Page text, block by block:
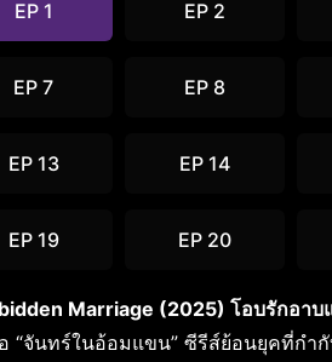
EP 1 EP 2
EP 7 EP 8
EP 13 EP 14
EP 19 EP 20
Marriage (2025) โอบรักอาบ
อ “จันทร์ในอ้อมแขน” ซีรีส์ย้อนยุคที่กำ